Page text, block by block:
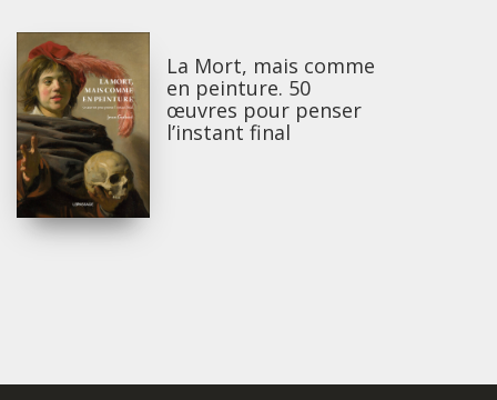
La Mort, mais comme
en peinture. 50
œuvres pour penser
l’instant final